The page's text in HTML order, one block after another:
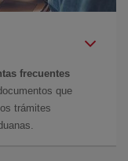
frecuentes
que
trámites